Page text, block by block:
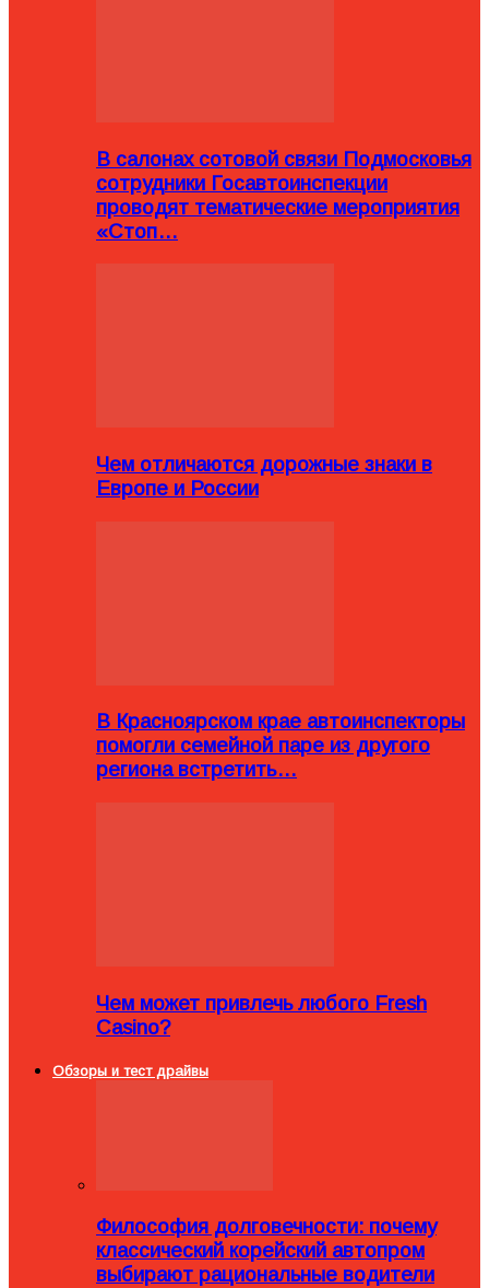
В салонах сотовой связи Подмосковья
сотрудники Госавтоинспекции
проводят тематические мероприятия
«Стоп…
Чем отличаются дорожные знаки в
Европе и России
В Красноярском крае автоинспекторы
помогли семейной паре из другого
региона встретить…
Чем может привлечь любого Fresh
Casino?
Обзоры и тест драйвы
Философия долговечности: почему
классический корейский автопром
выбирают рациональные водители